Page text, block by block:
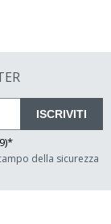
ISCRIVITI
della sicurezza